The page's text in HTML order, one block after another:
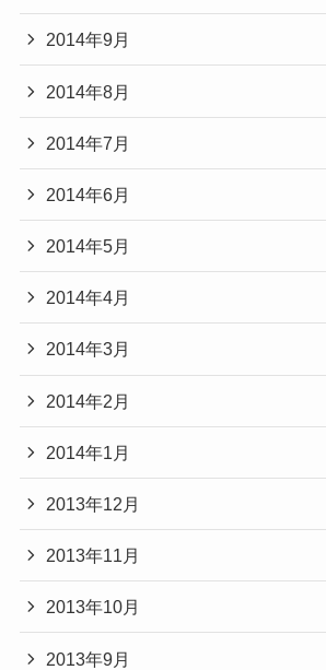
2014年9月
2014年8月
2014年7月
2014年6月
2014年5月
2014年4月
2014年3月
2014年2月
2014年1月
2013年12月
2013年11月
2013年10月
2013年9月